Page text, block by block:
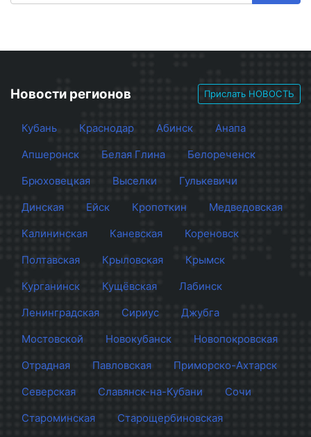
Новости регионов Прислать НОВОСТЬ
Кубань Краснодар Абинск
Анапа
Апшеронск
Белая Глина
Белореченск
Брюховецкая
Выселки
Гулькевичи
Динская
Ейск Кропоткин
Медведовская
Калининская
Каневская
Кореновск
Полтавская
Крыловская
Крымск
Курганинск
Кущёвская
Лабинск
Ленинградская
Сириус
Джубга
Мостовской
Новокубанск
Новопокровская
Отрадная
Павловская
Приморско-Ахтарск
Северская
Славянск-на-Кубани
Сочи
Староминская
Старощербиновская